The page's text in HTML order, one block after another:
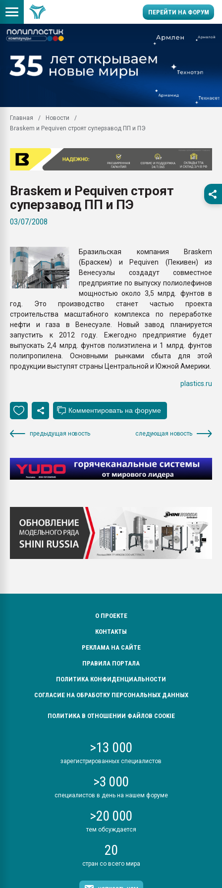
ПЕРЕЙТИ НА ФОРУМ
универсальны, что
умельцы изготовили
Продажа готового
производство SPC
Помощь в подборе
ближайшее
Подмосковье, Москва
28.07.2026
ситуацией на
ПЕРЕЙТИ НА
Главная
Новости
Braskem и Pequiven строят суперзавод ПП и ПЭ
Braskem и Pequiven строят
суперзавод ПП и ПЭ
03/07/2008
Бразильская компания Braskem
(Браскем) и Pequiven (Пекивен) из
Венесуэлы создадут совместное
предприятие по выпуску полиолефинов
мощностью около 3,5 млрд. фунтов в
год. Это производство станет частью проекта
строительства масштабного комплекса по переработке
нефти и газа в Венесуэле. Новый завод планируется
запустить к 2012 году. Ежегодно предприятие будет
выпускать 2,4 млрд. фунтов полиэтилена и 1 млрд. фунтов
полипропилена. Основными рынками сбыта для этой
продукции выступят страны Центральной и Южной Америки.
plastics.ru
предыдущая новость следующая новость
О ПРОЕКТЕ
КОНТАКТЫ
РЕКЛАМА НА САЙТЕ
ПРАВИЛА ПОРТАЛА
ПОЛИТИКА КОНФИДЕНЦИАЛЬНОСТИ
СОГЛАСИЕ НА ОБРАБОТКУ ПЕРСОНАЛЬНЫХ ДАННЫХ
ПОЛИТИКА В ОТНОШЕНИИ ФАЙЛОВ COOKIE
>13 000
зарегистрированных специалистов
>3 000
специалистов в день на нашем форуме
>20 000
тем обсуждается
20
стран со всего мира